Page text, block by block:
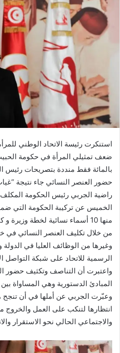
ي
ا
إ
ر
ي
استنكرت رئيسة الاتحاد الوطني
بالمائة فقط منددة بتصريحات
حضور العنصر النسائي جاء نتيجة
راضية الجربي رئيس الحكومة
منها 10 أسماء نسائية لخطة
من خلال تكليف العنصر النسائي
وغيرها من الوظائف العليا في
الرسمية للاتحاد على شبكة التواصل
واعتبرت أن التناصف وتكثيف حضور
المبادئ الدستورية وهي المساواة
وعبّرت الجربي عن أملها في أن تنجح
انتظارها لتنكب على العمل والخروج
والاجتماعي الحالي نحو الاستقرار